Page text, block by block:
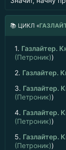
📚 ЦИКЛ «
1. Газлайтер.
(Петроник))
2. Газлайтер.
3. Газлайтер.
(Петроник))
4. Газлайтер.
(Петроник))
5. Газлайтер.
(Петроник))